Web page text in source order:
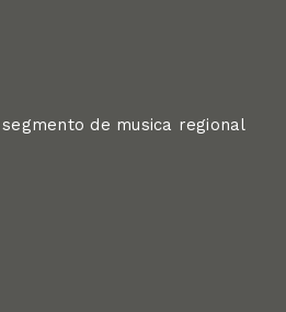
de musica regional